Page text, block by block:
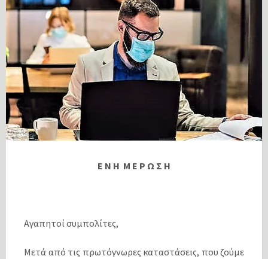
Ε Ν Η Μ Ε Ρ Ω Σ Η
Αγαπητοί συμπολίτες,
Μετά από τις πρωτόγνωρες καταστάσεις, που ζούμε